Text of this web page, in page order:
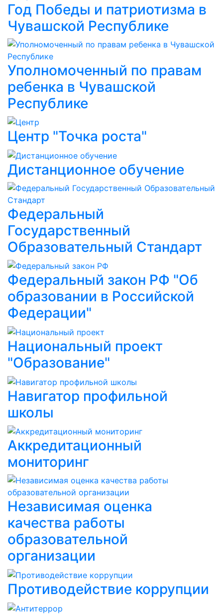
Год Победы и патриотизма в
Чувашской Республике
Уполномоченный по правам
ребенка в Чувашской
Республике
Центр "Точка роста"
Дистанционное обучение
Федеральный
Государственный
Образовательный Стандарт
Федеральный закон РФ "Об
образовании в Российской
Федерации"
Национальный проект
"Образование"
Навигатор профильной
школы
Аккредитационный
мониторинг
Независимая оценка
качества работы
образовательной
организации
Противодействие коррупции